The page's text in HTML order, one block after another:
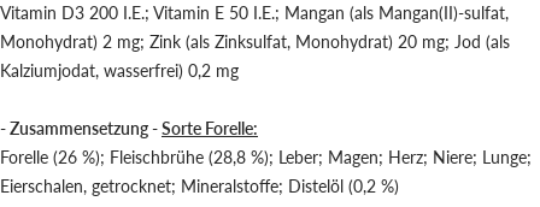
Vitamin D3 200 I.E.; Vitamin E 50 I.E.; Mangan (als Mangan(II)-sulfat,
Monohydrat) 2 mg; Zink (als Zinksulfat, Monohydrat) 20 mg; Jod (als
Kalziumjodat, wasserfrei) 0,2 mg
- Zusammensetzung -Sorte Forelle:
Forelle (26 %); Fleischbrühe (28,8 %); Leber; Magen; Herz; Niere; Lunge;
Eierschalen, getrocknet; Mineralstoffe; Distelöl (0,2 %)